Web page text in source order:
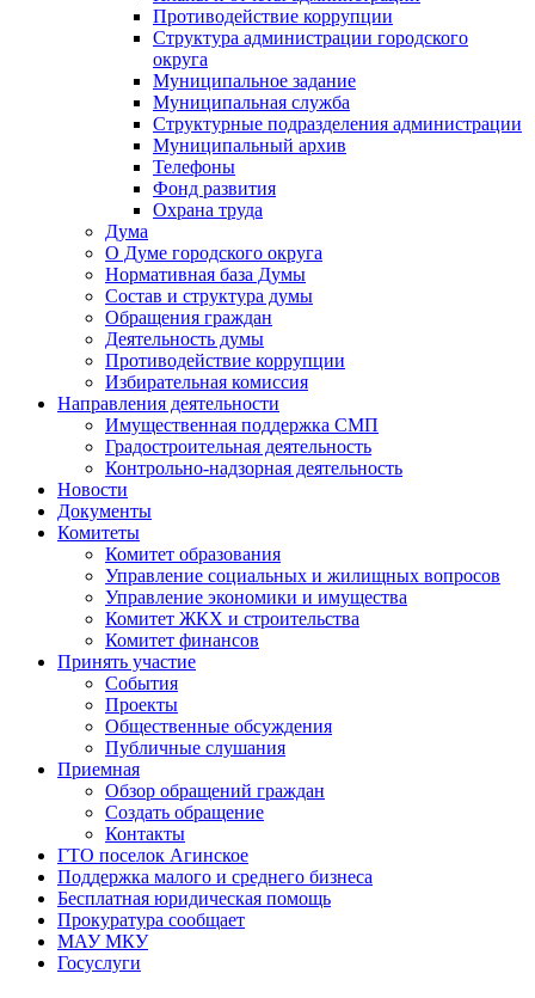
Противодействие коррупции
Структура администрации городского
округа
Муниципальное задание
Муниципальная служба
Структурные подразделения администрации
Муниципальный архив
Телефоны
Фонд развития
Охрана труда
Дума
О Думе городского округа
Нормативная база Думы
Состав и структура думы
Обращения граждан
Деятельность думы
Противодействие коррупции
Избирательная комиссия
Направления деятельности
Имущественная поддержка СМП
Градостроительная деятельность
Контрольно-надзорная деятельность
Новости
Документы
Комитеты
Комитет образования
Управление социальных и жилищных вопросов
Управление экономики и имущества
Комитет ЖКХ и строительства
Комитет финансов
Принять участие
События
Проекты
Общественные обсуждения
Публичные слушания
Приемная
Обзор обращений граждан
Создать обращение
Контакты
ГТО поселок Агинское
Поддержка малого и среднего бизнеса
Бесплатная юридическая помощь
Прокуратура сообщает
МАУ МКУ
Госуслуги